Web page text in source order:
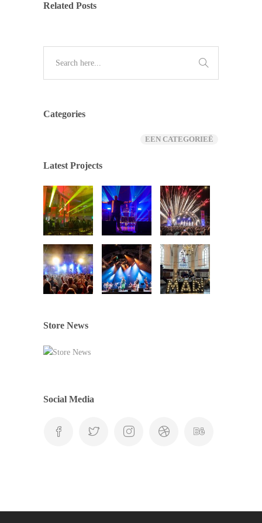
Related Posts
Categories
EEN CATEGORIEË
Latest Projects
Store News
Social Media